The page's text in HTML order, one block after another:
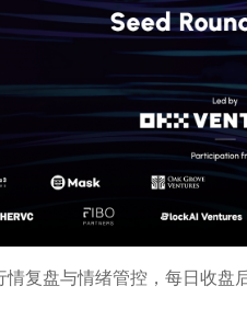
情复盘与情绪管控，每日收